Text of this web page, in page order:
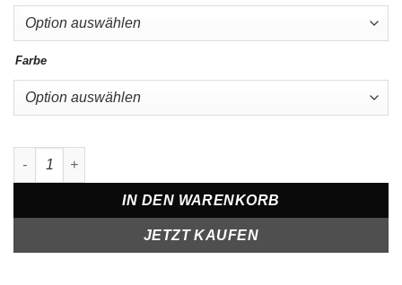
Farbe
T-shirt in Oversize I'm Fine Menge
IN DEN WARENKORB
JETZT KAUFEN